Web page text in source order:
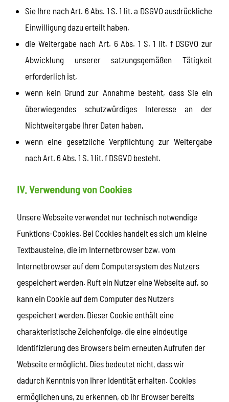
Sie Ihre nach Art. 6 Abs. 1 S. 1 lit. a DSGVO ausdrückliche
Einwilligung dazu erteilt haben,
die Weitergabe nach Art. 6 Abs. 1 S. 1 lit. f DSGVO zur
Abwicklung unserer satzungsgemäßen Tätigkeit
erforderlich ist,
wenn kein Grund zur Annahme besteht, dass Sie ein
überwiegendes schutzwürdiges Interesse an der
Nichtweitergabe Ihrer Daten haben,
wenn eine gesetzliche Verpflichtung zur Weitergabe
nach Art. 6 Abs. 1 S. 1 lit. f DSGVO besteht.
IV. Verwendung von Cookies
Unsere Webseite verwendet nur technisch notwendige
Funktions-Cookies. Bei Cookies handelt es sich um kleine
Textbausteine, die im Internetbrowser bzw. vom
Internetbrowser auf dem Computersystem des Nutzers
gespeichert werden. Ruft ein Nutzer eine Webseite auf, so
kann ein Cookie auf dem Computer des Nutzers
gespeichert werden. Dieser Cookie enthält eine
charakteristische Zeichenfolge, die eine eindeutige
Identifizierung des Browsers beim erneuten Aufrufen der
Webseite ermöglicht. Dies bedeutet nicht, dass wir
dadurch Kenntnis von Ihrer Identität erhalten. Cookies
ermöglichen uns, zu erkennen, ob Ihr Browser bereits